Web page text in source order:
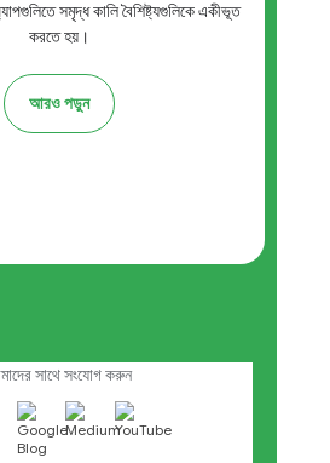
সমৃদ্ধ কালি বৈশিষ্ট্যগুলিকে একীভূত
করতে হয়।
আরও পড়ুন
সাথে সংযোগ করুন